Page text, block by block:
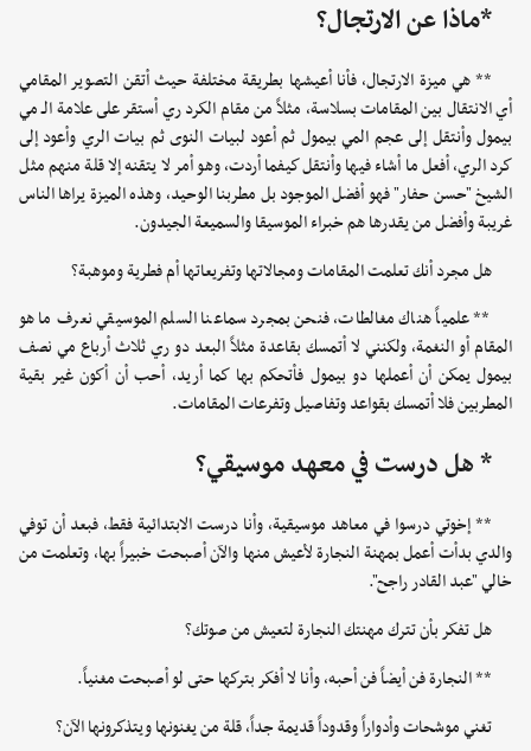
*ماذا عن الارتجال؟
** هي ميزة الارتجال، فأنا أعيشها بطريقة مختلفة حيث أتقن التصوير المقامي
أي الانتقال بين المقامات بسلاسة، مثلاً من مقام الكرد ري أستقر على علامة الـ مي
بيمول وأنتقل إلى عجم المي بيمول ثم أعود لبيات النوى ثم بيات الري وأعود إلى
كرد الري، أفعل ما أشاء فيها وأنتقل كيفما أردت، وهو أمر لا يتقنه إلا قلة منهم مثل
الشيخ "حسن حفار" فهو أفضل الموجود بل مطربنا الوحيد، وهذه الميزة يراها الناس
غريبة وأفضل من يقدرها هم خبراء الموسيقا والسميعة الجيدون.
هل مجرد أنك تعلمت المقامات ومجالاتها وتفريعاتها أم فطرية وموهبة؟
** علمياً هناك مغالطات، فنحن بمجرد سماعنا السلم الموسيقي نعرف ما هو
المقام أو النغمة، ولكنني لا أتمسك بقاعدة مثلاً البعد دو ري ثلاث أرباع مي نصف
بيمول يمكن أن أعملها دو بيمول فأتحكم بها كما أريد، أحب أن أكون غير بقية
المطربين فلا أتمسك بقواعد وتفاصيل وتفرعات المقامات.
* هل درست في معهد موسيقي؟
** إخوتي درسوا في معاهد موسيقية، وأنا درست الابتدائية فقط، فبعد أن توفي
والدي بدأت أعمل بمهنة النجارة لأعيش منها والآن أصبحت خبيراً بها، وتعلمت من
خالي "عبد القادر راجح".
هل تفكر بأن تترك مهنتك النجارة لتعيش من صوتك؟
** النجارة فن أيضاً فن أحبه، وأنا لا أفكر بتركها حتى لو أصبحت مغنياً.
تغني موشحات وأدواراً وقدوداً قديمة جداً، قلة من يغنونها ويتذكرونها الآن؟